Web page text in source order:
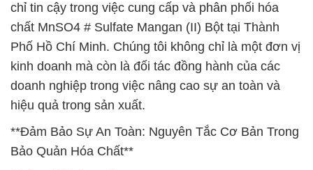
chỉ tin cậy trong việc cung cấp và phân phối hóa
chất MnSO4 # Sulfate Mangan (II) Bột tại Thành
Phố Hồ Chí Minh. Chúng tôi không chỉ là một đơn vị
kinh doanh mà còn là đối tác đồng hành của các
doanh nghiệp trong việc nâng cao sự an toàn và
hiệu quả trong sản xuất.
**Đảm Bảo Sự An Toàn: Nguyên Tắc Cơ Bản Trong
Bảo Quản Hóa Chất**